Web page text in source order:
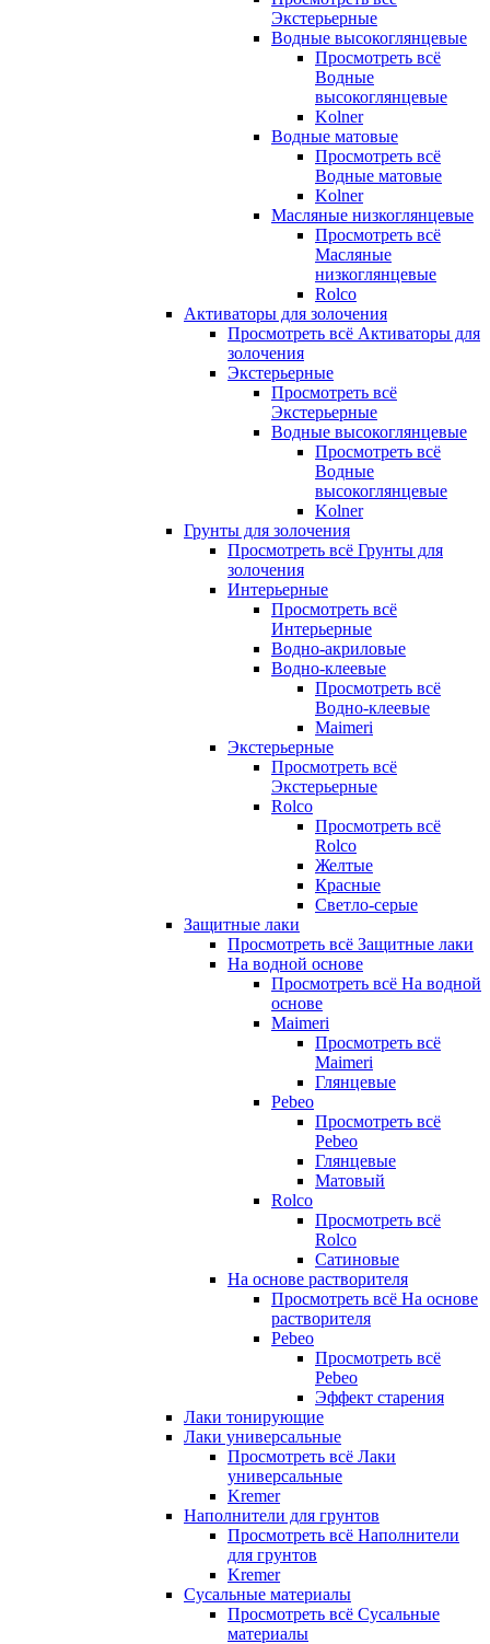
Экстерьерные
Водные высокоглянцевые
Просмотреть всё
Водные
высокоглянцевые
Kolner
Водные матовые
Просмотреть всё
Водные матовые
Kolner
Масляные низкоглянцевые
Просмотреть всё
Масляные
низкоглянцевые
Rolco
Активаторы для золочения
Просмотреть всё Активаторы для
золочения
Экстерьерные
Просмотреть всё
Экстерьерные
Водные высокоглянцевые
Просмотреть всё
Водные
высокоглянцевые
Kolner
Грунты для золочения
Просмотреть всё Грунты для
золочения
Интерьерные
Просмотреть всё
Интерьерные
Водно-акриловые
Водно-клеевые
Просмотреть всё
Водно-клеевые
Maimeri
Экстерьерные
Просмотреть всё
Экстерьерные
Rolco
Просмотреть всё
Rolco
Желтые
Красные
Светло-серые
Защитные лаки
Просмотреть всё Защитные лаки
На водной основе
Просмотреть всё На водной
основе
Maimeri
Просмотреть всё
Maimeri
Глянцевые
Pebeo
Просмотреть всё
Pebeo
Глянцевые
Матовый
Rolco
Просмотреть всё
Rolco
Сатиновые
На основе растворителя
Просмотреть всё На основе
растворителя
Pebeo
Просмотреть всё
Pebeo
Эффект старения
Лаки тонирующие
Лаки универсальные
Просмотреть всё Лаки
универсальные
Kremer
Наполнители для грунтов
Просмотреть всё Наполнители
для грунтов
Kremer
Сусальные материалы
Просмотреть всё Сусальные
материалы